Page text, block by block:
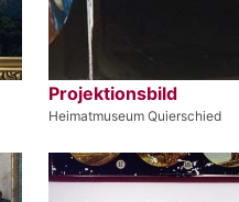
Projektionsbild
Heimatmuseum Quierschied